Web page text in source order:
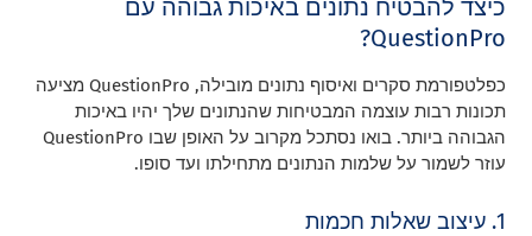
כיצד להבטיח נתונים באיכות גבוהה עם
QuestionPro?
כפלטפורמת סקרים ואיסוף נתונים מובילה, QuestionPro מציעה
תכונות רבות עוצמה המבטיחות שהנתונים שלך יהיו באיכות
הגבוהה ביותר. בואו נסתכל מקרוב על האופן שבו QuestionPro
עוזר לשמור על שלמות הנתונים מתחילתו ועד סופו.
1. עיצוב שאלות חכמות